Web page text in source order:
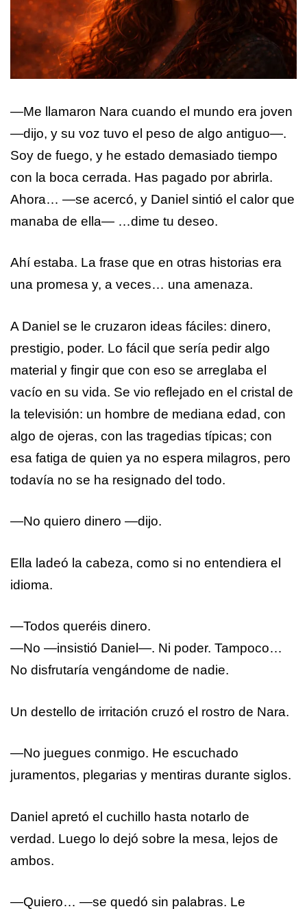
—Me llamaron Nara cuando el mundo era joven
—dijo, y su voz tuvo el peso de algo antiguo—.
Soy de fuego, y he estado demasiado tiempo
con la boca cerrada. Has pagado por abrirla.
Ahora… —se acercó, y Daniel sintió el calor que
manaba de ella— …dime tu deseo.
Ahí estaba. La frase que en otras historias era
una promesa y, a veces… una amenaza.
A Daniel se le cruzaron ideas fáciles: dinero,
prestigio, poder. Lo fácil que sería pedir algo
material y fingir que con eso se arreglaba el
vacío en su vida. Se vio reflejado en el cristal de
la televisión: un hombre de mediana edad, con
algo de ojeras, con las tragedias típicas; con
esa fatiga de quien ya no espera milagros, pero
todavía no se ha resignado del todo.
—No quiero dinero —dijo.
Ella ladeó la cabeza, como si no entendiera el
idioma.
—Todos queréis dinero.
—No —insistió Daniel—. Ni poder. Tampoco…
No disfrutaría vengándome de nadie.
Un destello de irritación cruzó el rostro de Nara.
—No juegues conmigo. He escuchado
juramentos, plegarias y mentiras durante siglos.
Daniel apretó el cuchillo hasta notarlo de
verdad. Luego lo dejó sobre la mesa, lejos de
ambos.
—Quiero… —se quedó sin palabras. Le